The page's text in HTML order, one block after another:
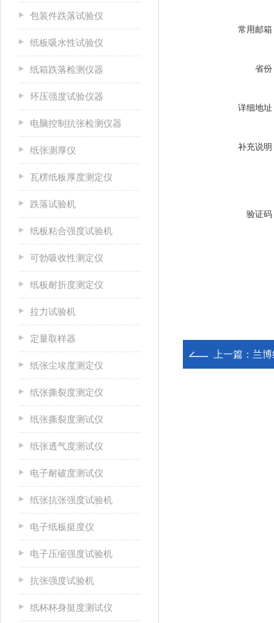
包装件跌落试验仪
纸板吸水性试验仪
纸箱跌落检测仪器
环压强度试验仪器
电脑控制抗张检测仪器
纸张测厚仪
瓦楞纸板厚度测定仪
跌落试验机
纸板粘合强度试验机
可勃吸收性测定仪
纸板耐折度测定仪
拉力试验机
定量取样器
纸张尘埃度测定仪
纸张撕裂度测定仪
纸张撕裂度测试仪
纸张透气度测试仪
电子耐破度测试仪
纸张抗张强度试验机
电子纸板挺度仪
电子压缩强度试验机
抗张强度试验机
纸杯杯身挺度测试仪
常用邮箱
省份
详细地址
补充说明
验证码
上一篇： 兰